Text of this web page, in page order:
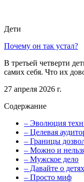
Дети
Почему он так устал?
В третьей четверти
самих себя. Что их
27 апреля 2026 г.
Содержание
– Эволюция
– Целевая
– Границы
– Можно и
– Мужское дело
– Давайте о детях
– Просто миф